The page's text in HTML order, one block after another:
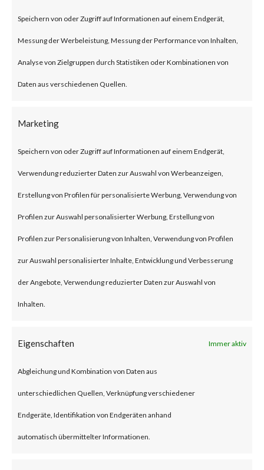
Speichern von oder Zugriff auf Informationen auf einem Endgerät,
Messung der Werbeleistung, Messung der Performance von Inhalten,
Analyse von Zielgruppen durch Statistiken oder Kombinationen von
Daten aus verschiedenen Quellen.
Marketing
Speichern von oder Zugriff auf Informationen auf einem Endgerät,
Verwendung reduzierter Daten zur Auswahl von Werbeanzeigen,
Erstellung von Profilen für personalisierte Werbung, Verwendung von
Profilen zur Auswahl personalisierter Werbung, Erstellung von
Profilen zur Personalisierung von Inhalten, Verwendung von Profilen
zur Auswahl personalisierter Inhalte, Entwicklung und Verbesserung
der Angebote, Verwendung reduzierter Daten zur Auswahl von
Inhalten.
Eigenschaften Immer aktiv
Abgleichung und Kombination von Daten aus
unterschiedlichen Quellen, Verknüpfung verschiedener
Endgeräte, Identifikation von Endgeräten anhand
automatisch übermittelter Informationen.
What is the Vulnerability?
security flaw in the Exchange
Server. Tracked as CVE-2024-
21410, the issue has been
described as a privilege
escalation vulnerability. This
security flaw can let remote
unauthenticated threat actors
escalate privileges in NTLM
relay attacks against vulnerable
reported that the flaw has been
actively exploited in the wild.
Microsoft released a patch on